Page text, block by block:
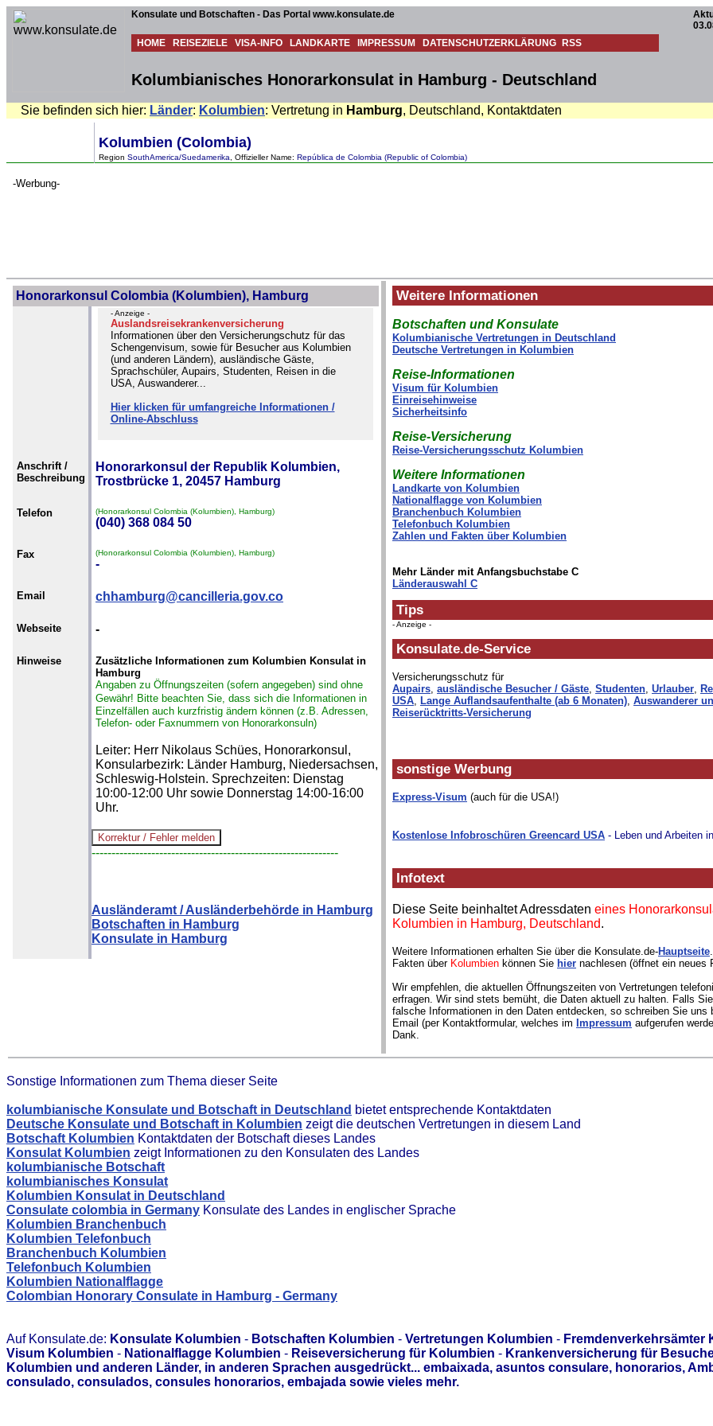
Konsulate und Botschaften - Das Portal www.konsulate.de
HOME REISEZIELE VISA-INFO LANDKARTE IMPRESSUM DATENSCHUTZERKLÄRUNG RSS
Kolumbianisches Honorarkonsulat in Hamburg - Deutschland
Sie befinden sich hier: Länder: Kolumbien: Vertretung in Hamburg, Deutschland, Kontaktdaten
Kolumbien (Colombia)
Region SouthAmerica/Suedamerika , Offizieller Name: República de Colombia (Republic of Colombia)
-Werbung-
Honorarkonsul Colombia (Kolumbien), Hamburg
- Anzeige -
Auslandsreisekrankenversicherung
Informationen über den Versicherungschutz für das
Schengenvisum, sowie für Besucher aus Kolumbien
(und anderen Ländern), ausländische Gäste,
Sprachschüler, Aupairs, Studenten, Reisen in die
USA, Auswanderer...
Hier klicken für umfangreiche Informationen /
Online-Abschluss
Anschrift /
Beschreibung
Honorarkonsul der Republik Kolumbien,
Trostbrücke 1, 20457 Hamburg
Telefon (Honorarkonsul Colombia (Kolumbien), Hamburg)
(040) 368 084 50
Fax (Honorarkonsul Colombia (Kolumbien), Hamburg)
-
Email chhamburg@cancilleria.gov.co
Webseite -
Hinweise
Zusätzliche Informationen zum Kolumbien Konsulat in
Hamburg
Angaben zu Öffnungszeiten (sofern angegeben) sind ohne
Gewähr! Bitte beachten Sie, dass sich die Informationen in
Einzelfällen auch kurzfristig ändern können (z.B. Adressen,
Telefon- oder Faxnummern von Honorarkonsuln)
Leiter: Herr Nikolaus Schües, Honorarkonsul,
Konsularbezirk: Länder Hamburg, Niedersachsen,
Schleswig-Holstein. Sprechzeiten: Dienstag
10:00-12:00 Uhr sowie Donnerstag 14:00-16:00
Uhr.
--------------------------------------------------------------
Ausländeramt / Ausländerbehörde in Hamburg
Botschaften in Hamburg
Konsulate in Hamburg
Weitere Informationen
Botschaften und Konsulate
Kolumbianische Vertretungen in Deutschland
Deutsche Vertretungen in Kolumbien
Reise-Informationen
Visum für Kolumbien
Einreisehinweise
Sicherheitsinfo
Reise-Versicherung
Reise-Versicherungsschutz Kolumbien
Weitere Informationen
Landkarte von Kolumbien
Nationalflagge von Kolumbien
Branchenbuch Kolumbien
Telefonbuch Kolumbien
Zahlen und Fakten über Kolumbien
Mehr Länder mit Anfangsbuchstabe C
Länderauswahl C
Tips
- Anzeige -
Konsulate.de-Service
Versicherungsschutz für
Aupairs, ausländische Besucher / Gäste, Studenten, Urlauber,
USA, Lange Auflandsaufenthalte (ab 6 Monaten), Auswanderer
Reiserücktritts-Versicherung
sonstige Werbung
Express-Visum (auch für die USA!)
Kostenlose Infobroschüren Greencard USA - Leben und Arbeiten
Infotext
Diese Seite beinhaltet Adressdaten eines
Kolumbien in Hamburg, Deutschland.
Weitere Informationen erhalten Sie über die Konsulate.de-Hauptseite
Fakten über Kolumbien können Sie hier nachlesen (öffnet ein neues
Wir empfehlen, die aktuellen Öffnungszeiten von Vertretungen
erfragen. Wir sind stets bemüht, die Daten aktuell zu halten. Falls
falsche Informationen in den Daten entdecken, so schreiben Sie uns
Email (per Kontaktformular, welches im Impressum aufgerufen
Dank.
Sonstige Informationen zum Thema dieser Seite
kolumbianische Konsulate und Botschaft in Deutschland bietet entsprechende Kontaktdaten
Deutsche Konsulate und Botschaft in Kolumbien zeigt die deutschen Vertretungen in diesem Land
Botschaft Kolumbien Kontaktdaten der Botschaft dieses Landes
Konsulat Kolumbien zeigt Informationen zu den Konsulaten des Landes
kolumbianische Botschaft
kolumbianisches Konsulat
Kolumbien Konsulat in Deutschland
Consulate colombia in Germany Konsulate des Landes in englischer Sprache
Kolumbien Branchenbuch
Kolumbien Telefonbuch
Branchenbuch Kolumbien
Telefonbuch Kolumbien
Kolumbien Nationalflagge
Colombian Honorary Consulate in Hamburg - Germany
Auf Konsulate.de: Konsulate Kolumbien - Botschaften Kolumbien - Vertretungen Kolumbien - Fremdenverkehrsämter
Visum Kolumbien - Nationalflagge Kolumbien - Reiseversicherung für Kolumbien - Krankenversicherung für
Kolumbien und anderen Länder, in anderen Sprachen ausgedrückt... embaixada, asuntos consulare, honorarios,
consulado, consulados, consules honorarios, embajada sowie vieles mehr.